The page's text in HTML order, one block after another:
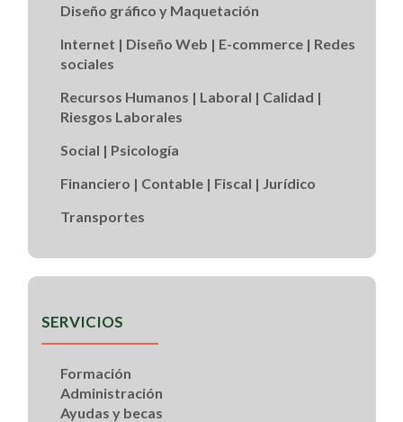
Diseño gráfico y Maquetación
Internet | Diseño Web | E-commerce | Redes
sociales
Recursos Humanos | Laboral | Calidad |
Riesgos Laborales
Social | Psicología
Financiero | Contable | Fiscal | Jurídico
Transportes
SERVICIOS
Formación
Administración
Ayudas y becas